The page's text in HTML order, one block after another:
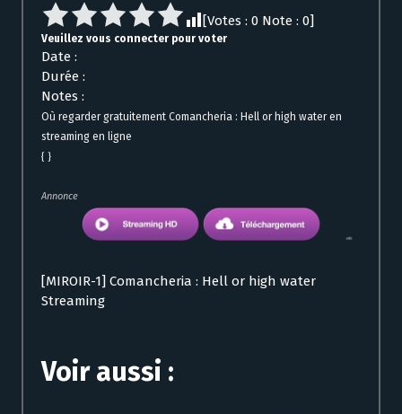
[Votes : 0 Note : 0]
Veuillez vous connecter pour voter
Date :
Durée :
Notes :
Où regarder gratuitement Comancheria : Hell or high water en
streaming en ligne
{ }
Annonce
[MIROIR-1] Comancheria : Hell or high water
Streaming
Voir aussi :